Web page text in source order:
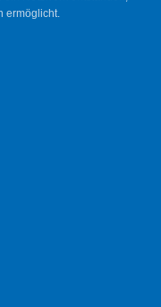
ermöglicht.